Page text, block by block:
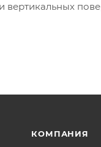
вертикальных
КОМПАНИЯ